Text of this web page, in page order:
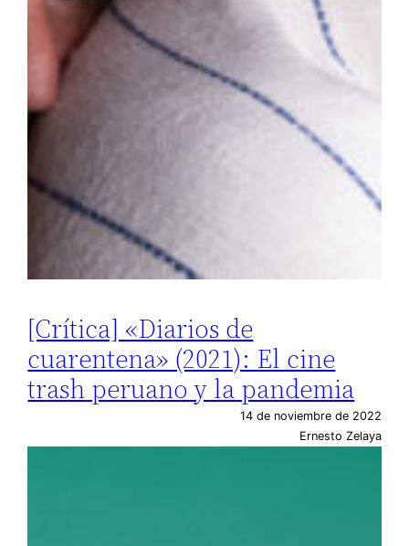
[Crítica] «Diarios de
cuarentena» (2021): El cine
trash peruano y la pandemia
14 de noviembre de 2022
Ernesto Zelaya